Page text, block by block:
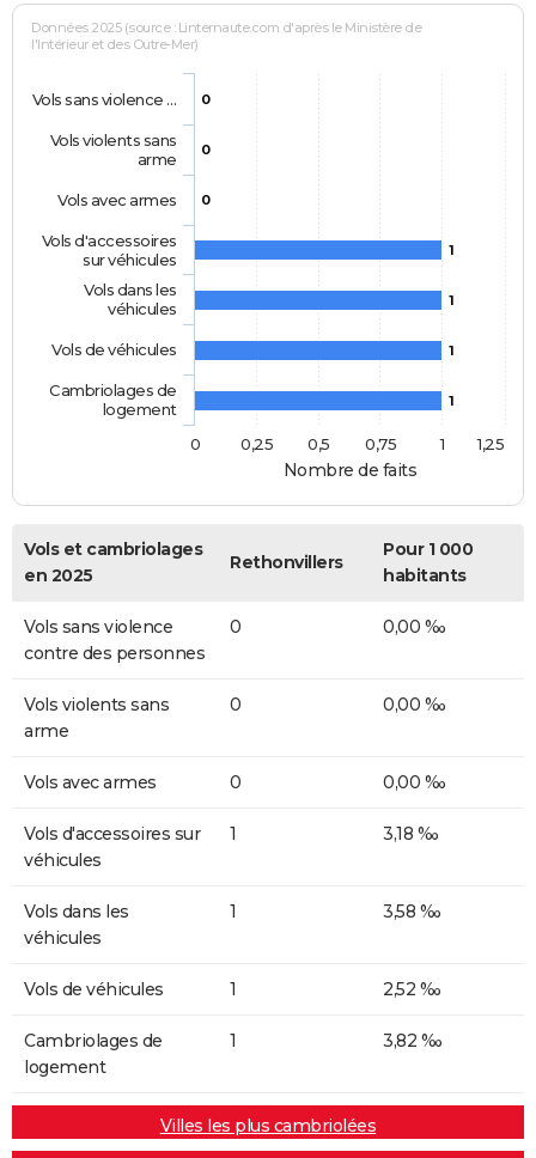
Nombre de faits
Données 2025 (source : Linternaute.com d'après le Ministère de
l'Intérieur et des Outre-Mer)
0
0
0
1
1
1
1
Vols sans violence …
Vols violents sans
arme
Vols avec armes
Vols d'accessoires
sur véhicules
Vols dans les
véhicules
Vols de véhicules
Cambriolages de
logement
0
1
0,25 0,5 0,75 1,25
Vols et cambriolages
en 2025
Rethonvillers
Pour 1 000
habitants
Vols sans violence
contre des personnes
0 0,00 ‰
Vols violents sans
arme
0 0,00 ‰
Vols avec armes 0 0,00 ‰
Vols d'accessoires sur
véhicules
1 3,18 ‰
Vols dans les
véhicules
1 3,58 ‰
Vols de véhicules 1 2,52 ‰
Cambriolages de
logement
1 3,82 ‰
Villes les plus cambriolées